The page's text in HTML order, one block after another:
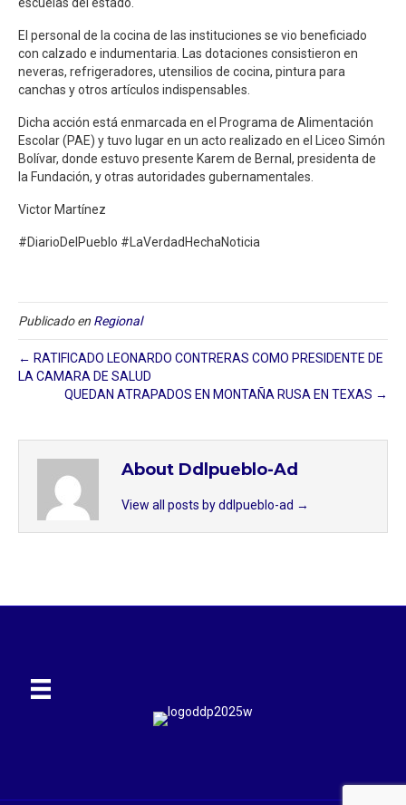
El personal de la cocina de las instituciones se vio beneficiado
con calzado e indumentaria. Las dotaciones consistieron en
neveras, refrigeradores, utensilios de cocina, pintura para
canchas y otros artículos indispensables.
Dicha acción está enmarcada en el Programa de Alimentación
Escolar (PAE) y tuvo lugar en un acto realizado en el Liceo Simón
Bolívar, donde estuvo presente Karem de Bernal, presidenta de
la Fundación, y otras autoridades gubernamentales.
Victor Martínez
#DiarioDelPueblo #LaVerdadHechaNoticia
Publicado en Regional
← RATIFICADO LEONARDO CONTRERAS COMO PRESIDENTE DE
LA CAMARA DE SALUD
QUEDAN ATRAPADOS EN MONTAÑA RUSA EN TEXAS →
About Ddlpueblo-Ad
View all posts by ddlpueblo-ad →